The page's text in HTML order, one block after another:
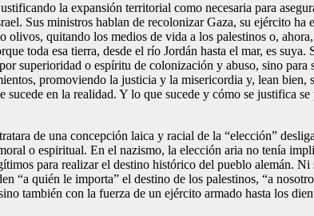
la expansión territorial como necesaria para
Sus ministros hablan de recolonizar Gaza, su ejército ha
olivos, quitando los medios de vida a los palestinos o,
toda esa tierra, desde el río Jordán hasta el mar, es suya.
superioridad o espíritu de colonización y abuso, sino
promoviendo la justicia y la misericordia y, lean bien,
en la realidad. Y lo que sucede y cómo se justifica se
de una concepción laica y racial de la “elección”
o espiritual. En el nazismo, la elección aria no tenía
para realizar el destino histórico del pueblo alemán. Ni
“a quién le importa” el destino de los palestinos, “a
también con la fuerza de un ejército armado hasta los